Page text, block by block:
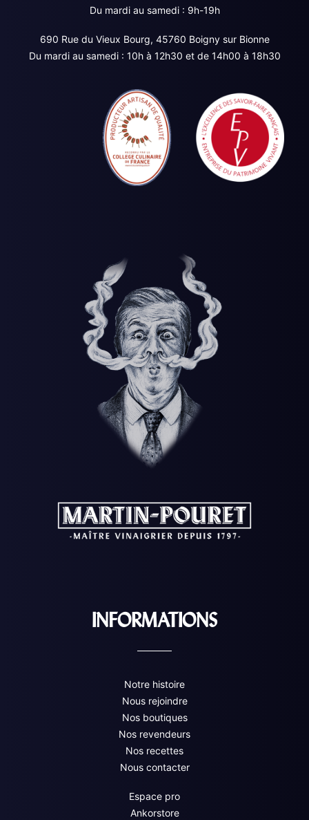
Du mardi au samedi : 9h-19h
690 Rue du Vieux Bourg, 45760 Boigny sur Bionne
Du mardi au samedi : 10h à 12h30 et de 14h00 à 18h30
INFORMATIONS
Notre histoire
Nous rejoindre
Nos boutiques
Nos revendeurs
Nos recettes
Nous contacter
Espace pro
Ankorstore